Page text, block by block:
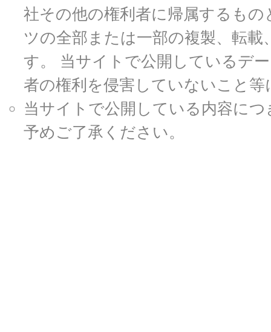
社その他の権利者に帰属するも
ツの全部または一部の複製、転
す。 当サイトで公開しているデ
者の権利を侵害していないこと
当サイトで公開している内容に
予めご了承ください。